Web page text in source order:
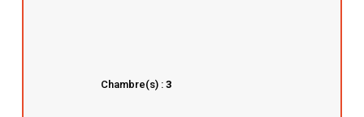
Chambre(s) :3